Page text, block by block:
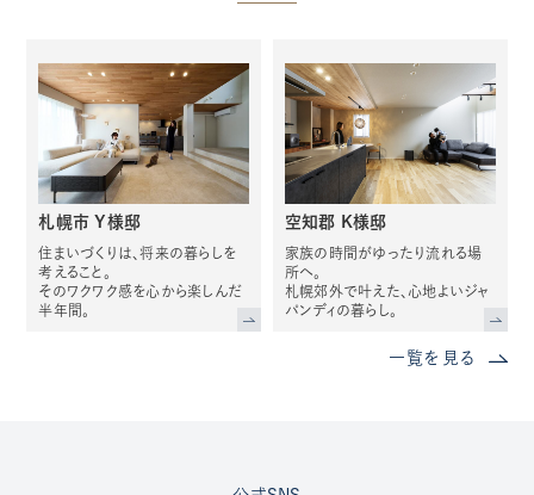
札幌市 Y様邸
住まいづくりは、将来の暮らしを
考えること。
そのワクワク感を心から楽しんだ
半年間。
空知郡 K様邸
家族の時間がゆったり流れる場
所へ。
札幌郊外で叶えた、心地よいジャ
パンディの暮らし。
一覧を見る